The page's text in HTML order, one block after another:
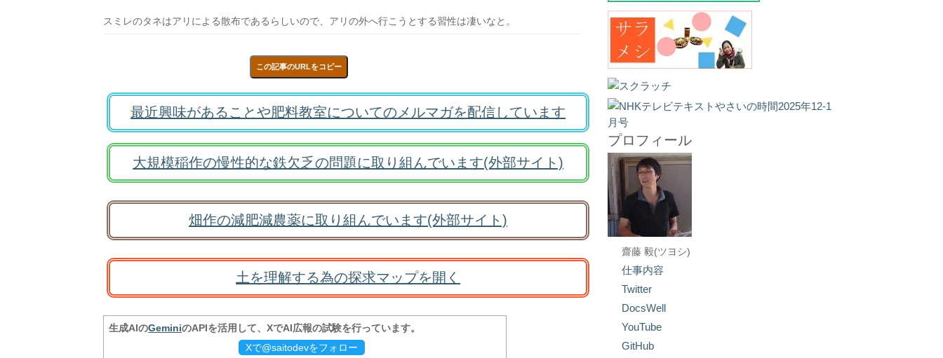
スミレのタネはアリによる散布であるらしいので、アリの外へ行こうとする習性は凄いなと。
この記事のURLをコピー
最近興味があることや肥料教室についてのメルマガを配信しています
大規模稲作の慢性的な鉄欠乏の問題に取り組んでいます(外部サイト)
畑作の減肥減農薬に取り組んでいます(外部サイト)
土を理解する為の探求マップを開く
生成AIのGeminiのAPIを活用して、XでAI広報の試験を行っています。
Xで@saitodevをフォロー
プロフィール
齋藤 毅(ツヨシ)
仕事内容
Twitter
DocsWell
YouTube
GitHub